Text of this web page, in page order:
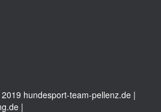
hundesport-team-pellenz.de |
|